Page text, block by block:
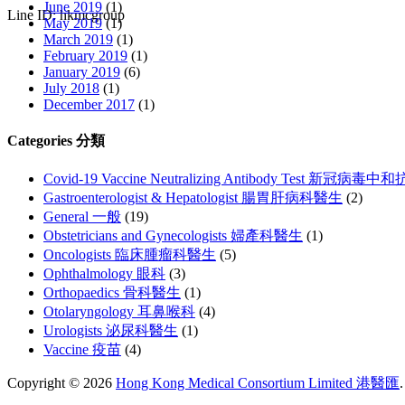
Line ID: hkmcgroup
June 2019 (1)
May 2019(1)
March 2019 (1)
February 2019 (1)
January 2019 (6)
July 2018 (1)
December 2017 (1)
Categories 分類
Covid-19 Vaccine Neutralizing Antibody Test 新冠病毒中和
Gastroenterologist & Hepatologist 腸胃肝病科醫生 (2)
General 一般 (19)
Obstetricians and Gynecologists 婦產科醫生 (1)
Oncologists 臨床腫瘤科醫生 (5)
Ophthalmology 眼科 (3)
Orthopaedics 骨科醫生 (1)
Otolaryngology 耳鼻喉科 (4)
Urologists 泌尿科醫生 (1)
Vaccine 疫苗 (4)
Copyright © 2026 Hong Kong Medical Consortium Limited 港醫匯.